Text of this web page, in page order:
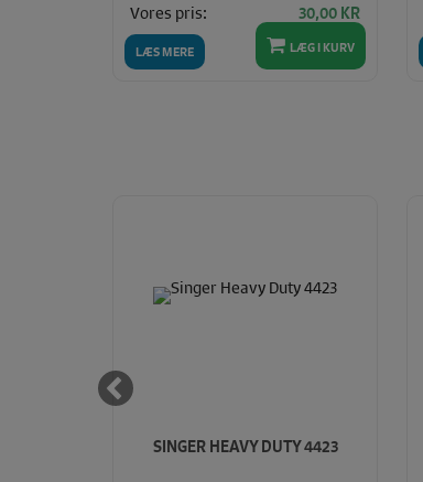
LÆS MERE
Vores pris:
30,00 KR
LÆG I KURV
SINGER HEAVY DUTY 4423